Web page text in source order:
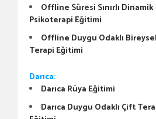
Offline Süresi Sınırlı Dinamik
Psikoterapi Eğitimi
Offline Duygu Odaklı Bireysel
Terapi Eğitimi
Darıca:
Darıca Rüya Eğitimi
Darıca Duygu Odaklı Çift